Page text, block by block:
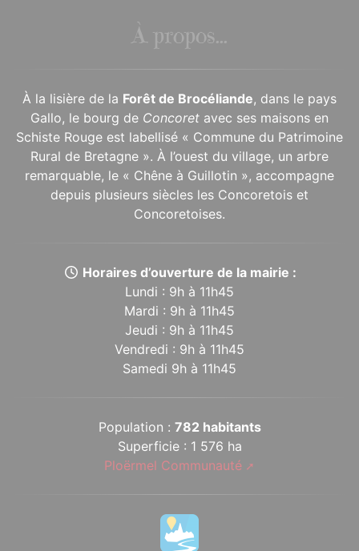
À propos...
À la lisière de la Forêt de Brocéliande, dans le pays
Gallo, le bourg de Concoret avec ses maisons en
Schiste Rouge est labellisé « Commune du Patrimoine
Rural de Bretagne ». À l’ouest du village, un arbre
remarquable, le « Chêne à Guillotin », accompagne
depuis plusieurs siècles les Concoretois et
Concoretoises.
Horaires d’ouverture de la mairie :
Lundi : 9h à 11h45
Mardi : 9h à 11h45
Jeudi : 9h à 11h45
Vendredi : 9h à 11h45
Samedi 9h à 11h45
Population : 782 habitants
Superficie : 1 576 ha
Ploërmel Communauté